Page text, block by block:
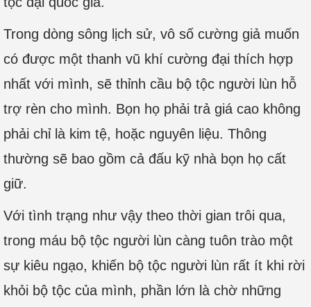
Trong dòng sông lịch sử, vô số cường giả muốn
có được một thanh vũ khí cường đại thích hợp
nhất với mình, sẽ thỉnh cầu bộ tộc người lùn hỗ
trợ rèn cho mình. Bọn họ phải trả giá cao không
phải chỉ là kim tệ, hoặc nguyên liệu. Thông
thường sẽ bao gồm cả đấu kỹ nhà bọn họ cất
giữ.
Với tình trạng như vậy theo thời gian trôi qua,
trong máu bộ tộc người lùn càng tuôn trào một
sự kiêu ngạo, khiến bộ tộc người lùn rất ít khi rời
khỏi bộ tộc của mình, phần lớn là chờ những